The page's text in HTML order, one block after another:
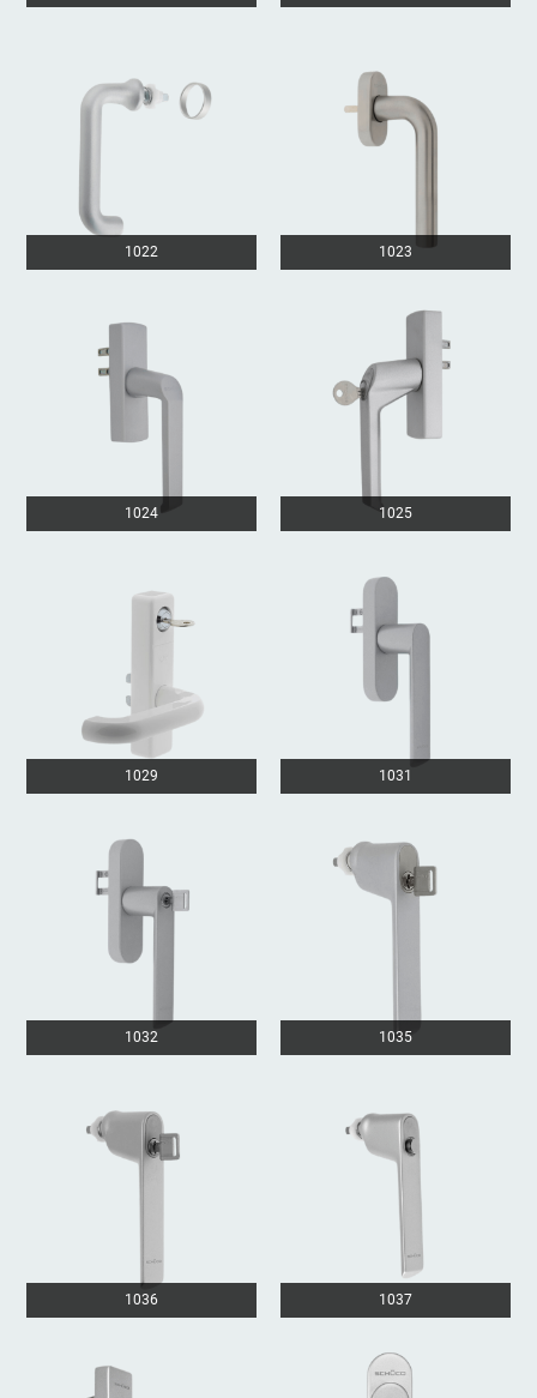
1022 1023
1024 1025
1029 1031
1032 1035
1036 1037